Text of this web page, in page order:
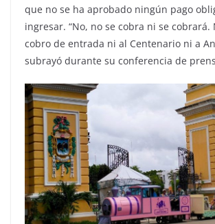
que no se ha aprobado ningún pago
ingresar. “No, no se cobra ni se cobrará.
cobro de entrada ni al Centenario ni a
subrayó durante su conferencia de